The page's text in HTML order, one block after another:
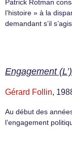
Patrick Rotman
l’histoire » à la
demandant s’il
Engagement (L’)
Gérard Follin,
Au début des
l’engagement